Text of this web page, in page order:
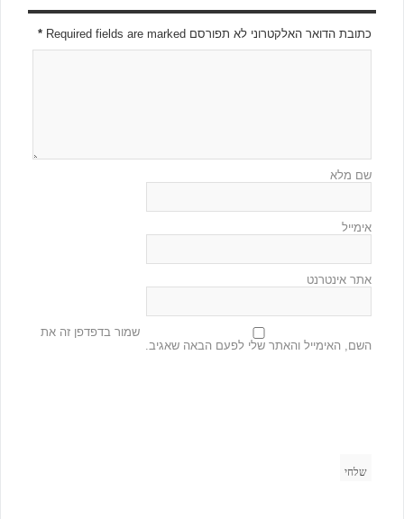
כתובת הדואר האלקטרוני לא תפורסם Required fields are marked *
שם מלא
אימייל
אתר אינטרנט
שמור בדפדפן זה את
השם, האימייל והאתר שלי לפעם הבאה שאגיב.